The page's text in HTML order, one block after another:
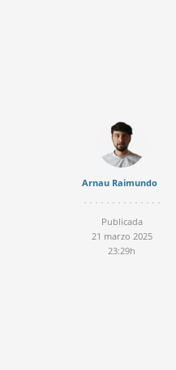
Arnau Raimundo
Publicada
21 marzo 2025
23:29h